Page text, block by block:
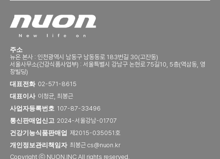
주소
뉴온 본사 : 인천광역시 남동구 남동동로 183번길 30(고잔동)
서울사무소(건강식품사업부) : 서울특별시 강남구 논현로 75길10, 5층(역삼동, 영
창빌딩)
대표전화 02-571-8615
대표이사 이청균, 최봉근
사업자등록번호 107-87-33496
통신판매업신고 2024-서울강남-01707
건강기능식품판매업 제2015-035051호
개인정보관리책임자 최봉근 cs@nuon.kr
Copyright ⓒ NUON.INC All rights reserved.